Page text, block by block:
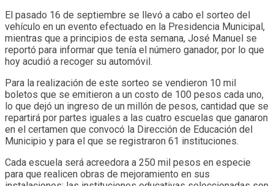
El pasado 16 de septiembre se llevó a cabo el sorteo del
vehículo en un evento efectuado en la Presidencia Municipal,
mientras que a principios de esta semana, José Manuel se
reportó para informar que tenía el número ganador, por lo que
hoy acudió a recoger su automóvil.
Para la realización de este sorteo se vendieron 10 mil
boletos que se emitieron a un costo de 100 pesos cada uno,
lo que dejó un ingreso de un millón de pesos, cantidad que se
repartirá por partes iguales a las cuatro escuelas que ganaron
en el certamen que convocó la Dirección de Educación del
Municipio y para el que se registraron 61 instituciones.
Cada escuela será acreedora a 250 mil pesos en especie
para que realicen obras de mejoramiento en sus